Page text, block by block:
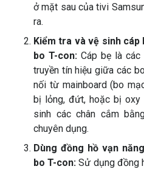
ở mặt sau của tivi
ra.
Kiểm tra và vệ sinh cáp
bo T-con: Cáp bẹ là
truyền tín hiệu giữa các
nối từ mainboard (bo
bị lỏng, đứt, hoặc bị oxy
sinh các chân cắm
chuyên dụng.
Dùng đồng hồ vạn
bo T-con:Sử dụng đồng